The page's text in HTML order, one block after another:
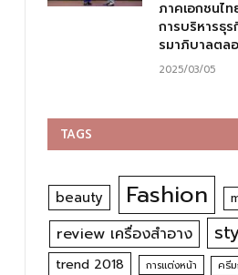
ภาคเอกชนไ
การบริหารธุ
รมาภิบาลตล
2025/03/05
TAGS
beauty Fashion
review เครื่องสำอาง
trend 2018 การแต่งหน้า ครี